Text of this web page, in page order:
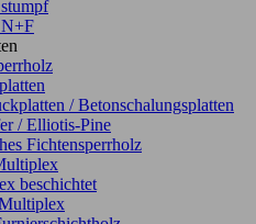
/ Betonschalungsplatten
/ Elliotis-Pine
Fichtensperrholz
beschichtet